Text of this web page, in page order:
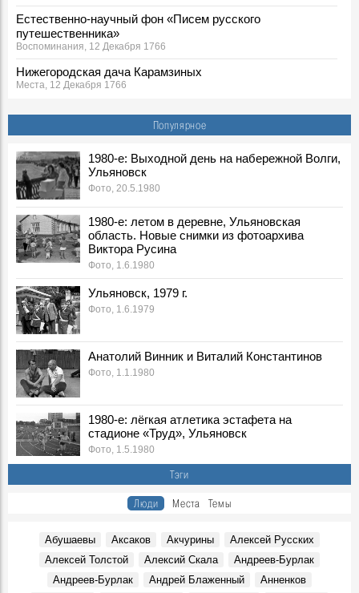
Естественно-научный фон «Писем русского
путешественника»
Воспоминания, 12 Декабря 1766
Нижегородская дача Карамзиных
Места, 12 Декабря 1766
Николай Михайлович Карамзин и его таинственный
женевский почитатель
События, 12 Декабря 1766
Два портрета
Герои, 12 Декабря 1766
Литературные развлечения из «Писем русского
путешественника»
Герои, 12 Декабря 1766
Тропой Карамзина
События, 12 Декабря 1766
Мемориальные метаморфозы Карамзинской библиотеки
Места, 12 Декабря 1766
Созвучие души и мыслей дерзновенных...
Герои, 12 Декабря 1766
Историк в семейном интерьере. Н.М. Карамзин и род
Пазухиных
Герои, 12 Декабря 1766
«Жить, есть не писать историю, не писать трагедии или
О «Колумбе русской истории»
Юбилейные конверты. Картину Льва Нецветаева увидят
все жители России
События, 12 Декабря 1766
Популярное
1980-е: Выходной день на набережной Волги,
Ульяновск
Фото, 20.5.1980
1980-е: летом в деревне, Ульяновская
область. Новые снимки из фотоархива
Виктора Русина
Фото, 1.6.1980
Ульяновск, 1979 г.
Фото, 1.6.1979
Анатолий Винник и Виталий Константинов
Фото, 1.1.1980
1980-е: лёгкая атлетика эстафета на
стадионе «Труд», Ульяновск
Фото, 1.5.1980
Тэги
Люди Места Темы
Абушаевы Аксаков Акчурины
Алексей Русских
Алексей Толстой
Алексий Скала
Андреев-Бурлак
Андреев-Бурлак
Андрей Блаженный
Анненков